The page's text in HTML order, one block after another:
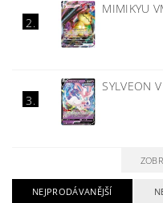
2.
MIMIKYU
3.
SYLVEON
NEJPRODÁVANĚJŠÍ